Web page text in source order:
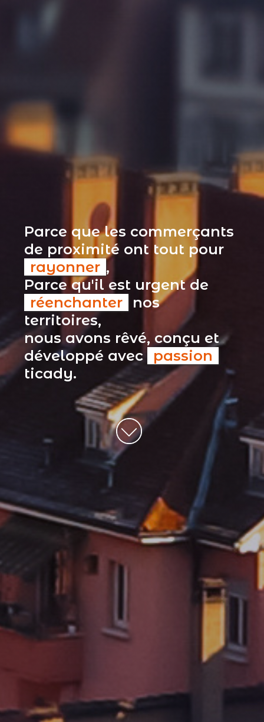
Parce que les commerçants
de proximité ont tout pour
rayonner ,
Parce qu'il est urgent de
réenchanter
nos
territoires,
nous avons rêvé, conçu et
développé avec passion
ticady.